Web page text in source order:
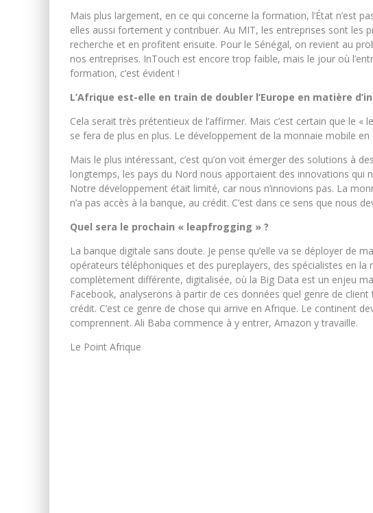
Mais plus largement, en ce qui concerne la formation, l’État n’est
elles aussi fortement y contribuer. Au MIT, les entreprises sont les
recherche et en profitent ensuite. Pour le Sénégal, on revient au
nos entreprises. InTouch est encore trop faible, mais le jour où
formation, c’est évident !
L’Afrique est-elle en train de doubler l’Europe en matière
Cela serait très prétentieux de l’affirmer. Mais c’est certain que le «
se fera de plus en plus. Le développement de la monnaie mobile
Mais le plus intéressant, c’est qu’on voit émerger des solutions à
longtemps, les pays du Nord nous apportaient des innovations qui
Notre développement était limité, car nous n’innovions pas. La
n’a pas accès à la banque, au crédit. C’est dans ce sens que nous
Quel sera le prochain « leapfrogging » ?
La banque digitale sans doute. Je pense qu’elle va se déployer de
opérateurs téléphoniques et des pureplayers, des spécialistes en
complètement différente, digitalisée, où la Big Data est un enjeu
Facebook, analyserons à partir de ces données quel genre de
crédit. C’est ce genre de chose qui arrive en Afrique. Le continent
comprennent. Ali Baba commence à y entrer, Amazon y travaille.
Le Point Afrique